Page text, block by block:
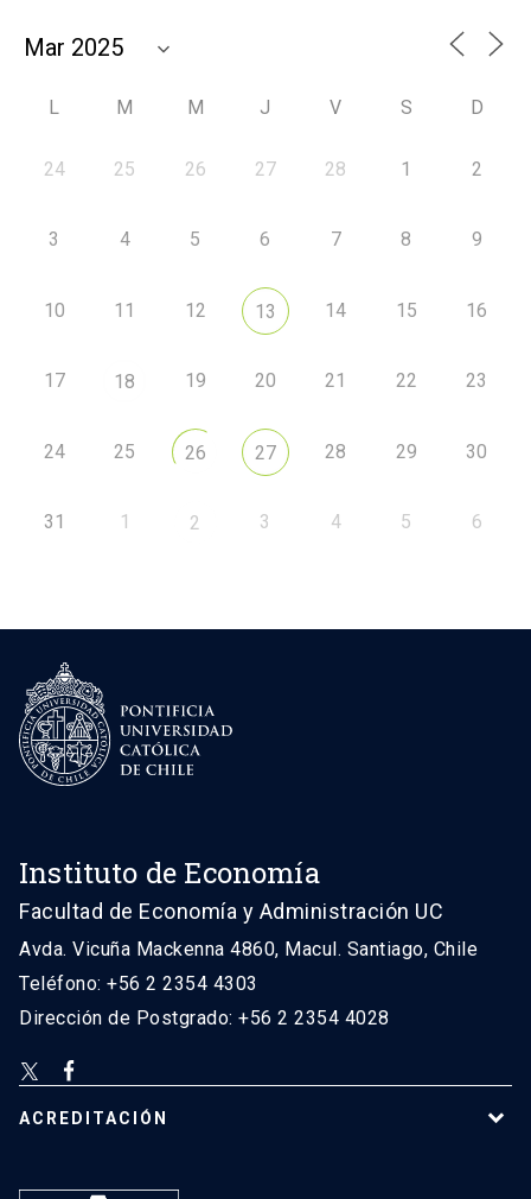
L M M J V S D
24 25 26 27 28 1 2
3 4 5 6 7 8 9
10 11 12 13 14 15 16
17 18 19 20 21 22 23
24 25 26 27 28 29 30
31 1 2 3 4 5 6
Instituto de Economía
Facultad de Economía y Administración UC
Avda. Vicuña Mackenna 4860, Macul. Santiago, Chile
Teléfono: +56 2 2354 4303
Dirección de Postgrado: +56 2 2354 4028
ACREDITACIÓN